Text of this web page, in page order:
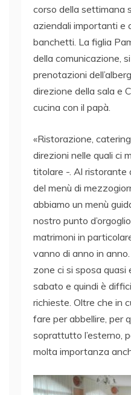
corso della settimana
aziendali importanti e
banchetti. La figlia
della comunicazione,
prenotazioni
direzione della sala e
cucina con il papà.
«Ristorazione,
direzioni nelle quali ci
titolare -. Al ristorante
del menù di
abbiamo un menù
nostro punto
matrimoni in
vanno di anno in
zone ci si sposa quasi
sabato e quindi è
richieste. Oltre che in
fare per abbellire, per
soprattutto l’esterno,
molta importanza